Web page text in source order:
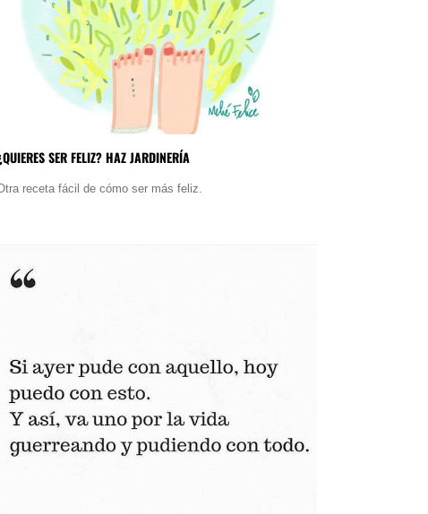
SER FELIZ? HAZ JARDINERÍA
receta fácil de cómo ser más feliz.